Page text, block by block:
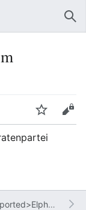
Beobachten
Bearbeiten